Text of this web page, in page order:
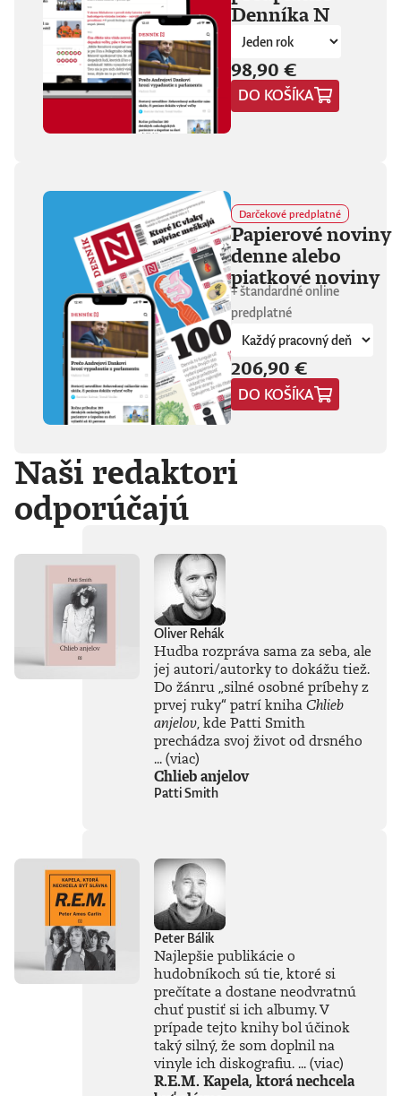
fanúšikovia aj
kritika dávajú palec
hore. Hrá pred
tisíckami ľudí na
festivaloch, vo
vypredaných sálach
aj v malých
punkových
ľudia, ktorí sa
predtým nepoznali,
vedú intenzívny
dialóg o hudbe a
stave sveta. V
štrnástich
tematicky
zameraných
kapitolách príde
okrem iného reč na
punk, trap,
rock’n’roll, Beatles,
Sex Pistols,
Dostojevského,
Hegela, Boha, GG
psychické diagnózy,
lásku, násilie,
rómstvo, working
class, anarchizmus,
okultizmus,
fašizmus, revolúciu,
imagináciu, Garáže,
gitaru, klavír,
mamu, otca aj
brata.Štyri
medzihry vo forme
posluchových
jukeboxov testujú
Denisov hudobný
rozhľad. Body
pozbiera takmer za
všetko.Za rozhovor
s Denisom Bangom
o Beatles, ktorý je
Denníka N
98,90 €
DO KOŠÍKA
Darčekové predplatné
Papierové noviny
denne alebo
piatkové noviny
+ štandardné online
predplatné
206,90 €
DO KOŠÍKA
Naši redaktori
odporúčajú
Oliver Rehák
Hudba rozpráva sama za seba, ale
jej autori/autorky to dokážu tiež.
Do žánru „silné osobné príbehy z
prvej ruky“patrí knihaChlieb
anjelov, kde Patti Smith
prechádza svoj život od drsného
...(viac)
Chlieb anjelov
Patti Smith
Peter Bálik
Najlepšie publikácie o
hudobníkoch sú tie, ktoré si
prečítate a dostane neodvratnú
chuť pustiť si ich albumy. V
prípade tejto knihy bol účinok
taký silný, že som doplnil na
vinyle ich diskografiu. ...(viac)
R.E.M. Kapela, ktorá nechcela